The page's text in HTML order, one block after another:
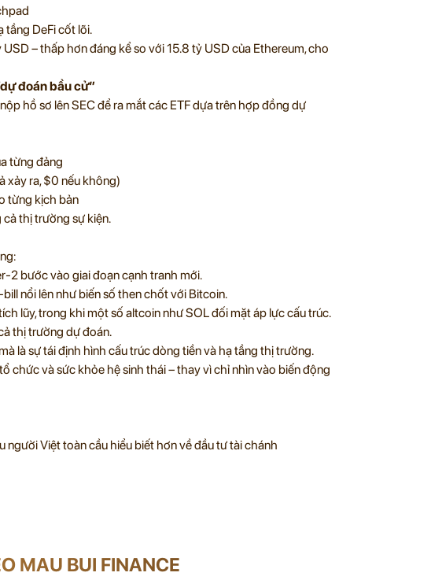
tầng DeFi cốt lõi.
– thấp hơn đáng kể so với 15.8 tỷ USD của Ethereum, cho
đoán bầu cử”
hồ sơ lên SEC để ra mắt các ETF dựa trên hợp đồng dự
từng đảng
xảy ra, $0 nếu không)
từng kịch bản
cả thị trường sự kiện.
2 bước vào giai đoạn cạnh tranh mới.
nổi lên như biến số then chốt với Bitcoin.
lũy, trong khi một số altcoin như SOL đối mặt áp lực cấu trúc.
thị trường dự đoán.
là sự tái định hình cấu trúc dòng tiền và hạ tầng thị trường.
chức và sức khỏe hệ sinh thái – thay vì chỉ nhìn vào biến động
người Việt toàn cầu hiểu biết hơn về đầu tư tài chánh
MAU BUI FINANCE